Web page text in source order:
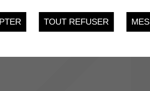
TOUT REFUSER